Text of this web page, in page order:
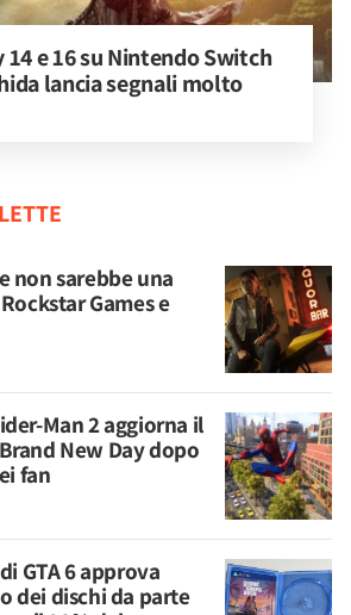
14 e 16 su Nintendo Switch
lancia segnali molto
non sarebbe una
Games e
Man 2 aggiorna il
New Day dopo
fan
GTA 6 approva
dei dischi da parte